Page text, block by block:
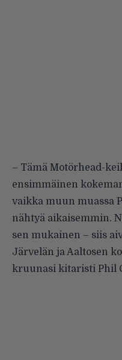
– Tämä Motörhead-
ensimmäinen
vaikka muun muassa
nähtyä aikaisemmin.
sen mukainen – siis
Järvelän ja Aaltosen
kruunasi kitaristi Phil